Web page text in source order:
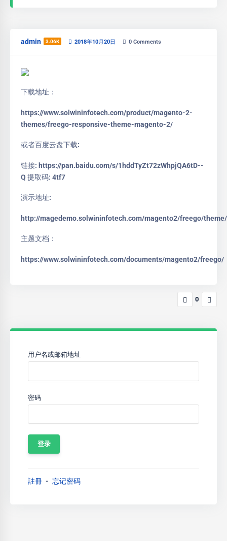
admin 3.06K 2018年10月20日 0 Comments
下载地址：
https://www.solwininfotech.com/product/magento-2-
themes/freego-responsive-theme-magento-2/
或者百度云盘下载:
链接: https://pan.baidu.com/s/1hddTyZt72zWhpjQA6tD--
Q 提取码: 4tf7
演示地址:
http://magedemo.solwininfotech.com/magento2/freego/theme/
主题文档：
https://www.solwininfotech.com/documents/magento2/freego/
0
用户名或邮箱地址
密码
註冊 忘记密码